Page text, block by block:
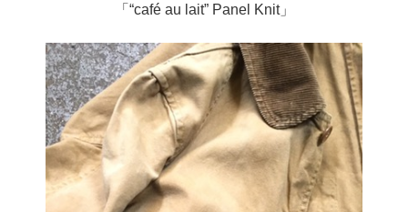
「“café au lait” Panel Knit」